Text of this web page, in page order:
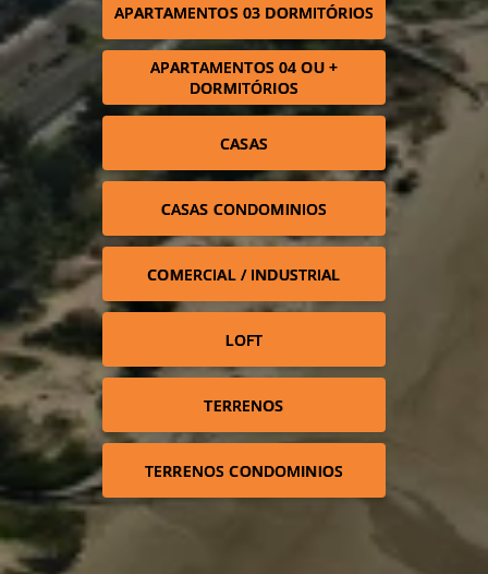
APARTAMENTOS 03 DORMITÓRIOS
APARTAMENTOS 04 OU +
DORMITÓRIOS
CASAS
CASAS CONDOMINIOS
COMERCIAL / INDUSTRIAL
LOFT
TERRENOS
TERRENOS CONDOMINIOS